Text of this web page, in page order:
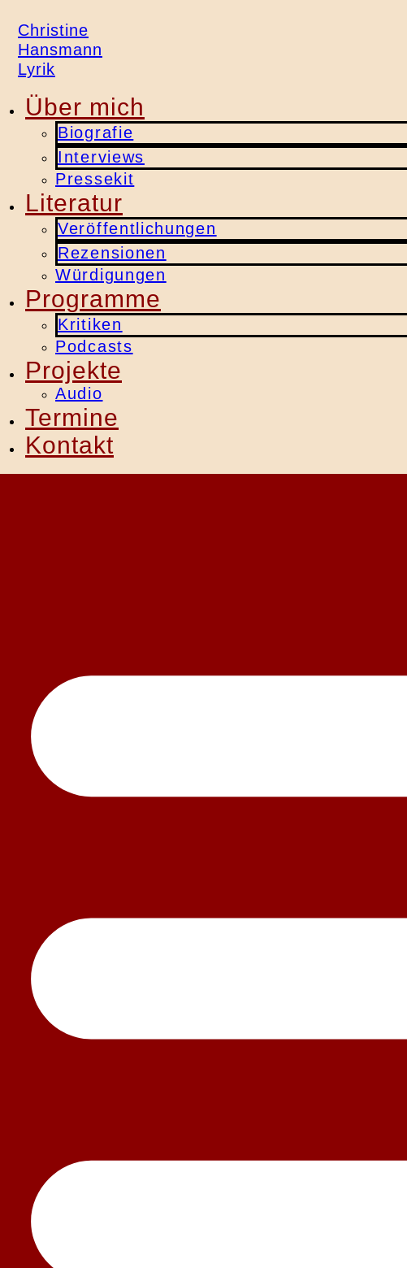
Christine
Hansmann
Lyrik
Über mich
Biografie
Interviews
Pressekit
Literatur
Veröffentlichungen
Rezensionen
Würdigungen
Programme
Kritiken
Podcasts
Projekte
Audio
Termine
Kontakt